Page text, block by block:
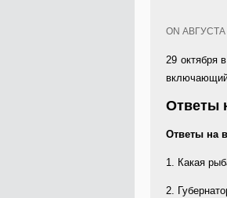
ON АВГУСТА
29 октября
Ответы
Ответы на
1. Какая
2.